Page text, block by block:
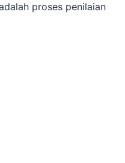
proses penilaian